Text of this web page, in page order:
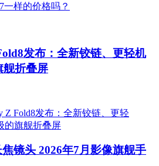
发布：全新铰链、更轻机
折叠屏
镜头 2026年7月影像旗舰手